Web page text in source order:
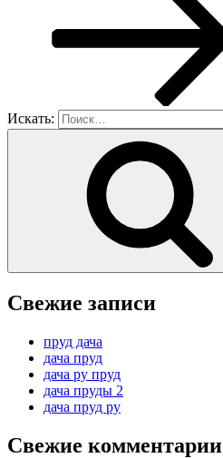
Искать:
Свежие записи
пруд дача
дача пруд
дача ру пруд
дача пруды 2
дача пруд ру
Свежие комментарии